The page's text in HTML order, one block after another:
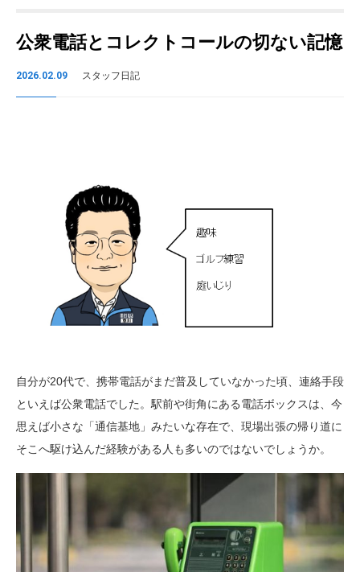
公衆電話とコレクトコールの切ない記憶
2026.02.09 スタッフ日記
自分が20代で、携帯電話がまだ普及していなかった頃、連絡手段
といえば公衆電話でした。駅前や街角にある電話ボックスは、今
思えば小さな「通信基地」みたいな存在で、現場出張の帰り道に
そこへ駆け込んだ経験がある人も多いのではないでしょうか。